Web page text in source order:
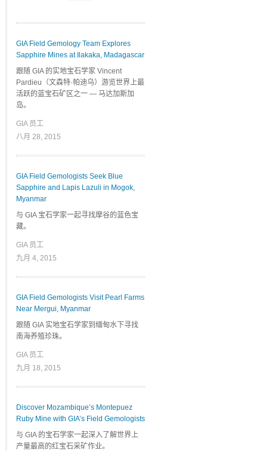
GIA Field Gemology Team Explores
Sapphire Mines at Ilakaka, Madagascar
跟随 GIA 的实地宝石学家 Vincent
Pardieu（文森特·帕迪乌）游览世界上最
活跃的蓝宝石矿区之一 — 马达加斯加
岛。
GIA 员工
八月 28, 2015
GIA Field Gemologists Seek Blue
Sapphire and Lapis Lazuli in Mogok,
Myanmar
与 GIA 宝石学家一起寻找摩谷的蓝色宝
藏。
GIA 员工
九月 4, 2015
GIA Field Gemologists Visit Pearl Farms
Near Mergui, Myanmar
跟随 GIA 实地宝石学家到缅甸水下寻找
南海养殖珍珠。
GIA 员工
九月 18, 2015
Discover Mozambique’s Montepuez
Ruby Mine with GIA’s Field Gemologists
与 GIA 的宝石学家一起深入了解世界上
产量最高的红宝石采矿作业。